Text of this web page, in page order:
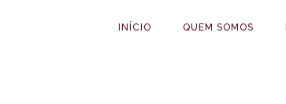
INÍCIO QUEM SOMOS